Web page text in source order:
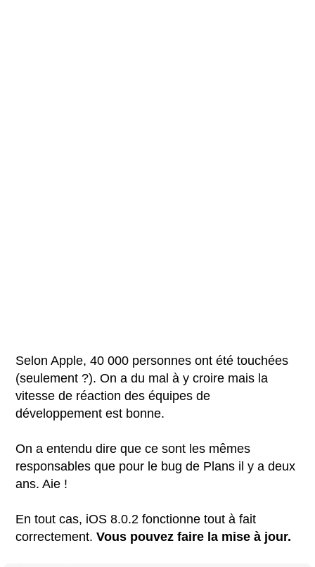
Selon Apple, 40 000 personnes ont été touchées
(seulement ?). On a du mal à y croire mais la
vitesse de réaction des équipes de
développement est bonne.
On a entendu dire que ce sont les mêmes
responsables que pour le bug de Plans il y a deux
ans. Aie !
En tout cas, iOS 8.0.2 fonctionne tout à fait
correctement.Vous pouvez faire la mise à jour.